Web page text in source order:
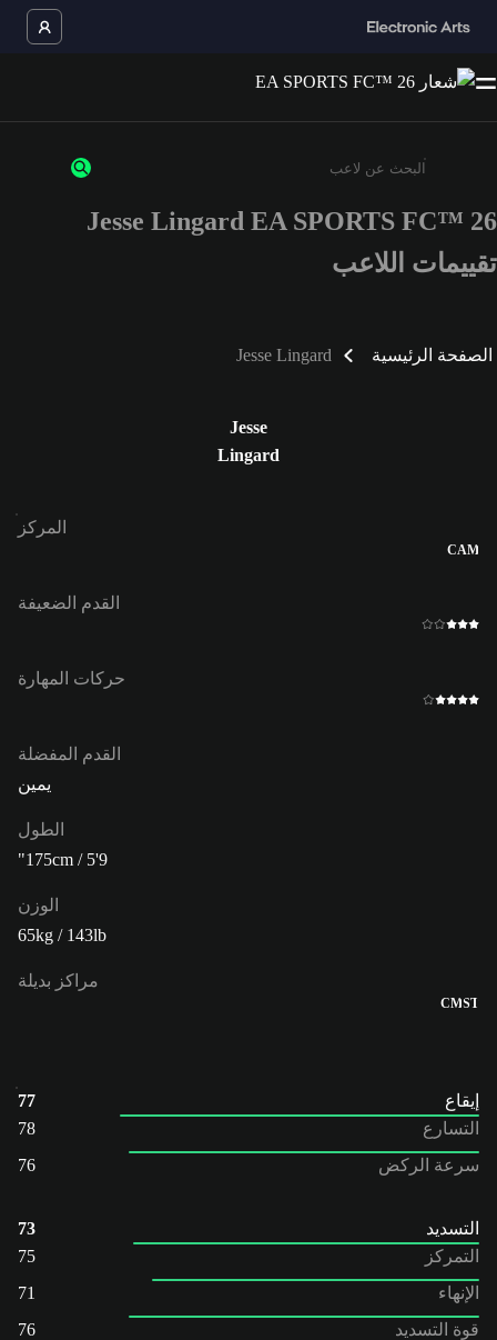
أدخل 3 أحرف أو أرقام على الأقل
Jesse Lingard EA SPORTS FC™ 26
تقييمات اللاعب
الصفحة الرئيسية Jesse Lingard
Jesse
Lingard
المركز
CAM
القدم الضعيفة
حركات المهارة
القدم المفضلة
يمين
الطول
175cm / 5'9"
الوزن
65kg / 143lb
مراكز بديلة
ST
CM
إيقاع
77
التسارع
78
سرعة الركض
76
التسديد
73
التمركز
75
الإنهاء
71
قوة التسديد
76